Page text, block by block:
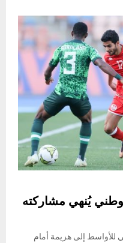
يُنهي مشاركته
للأواسط إلى هزيمة أمام